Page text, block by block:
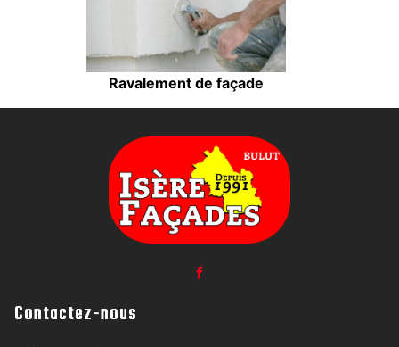
Ravalement de façade
Contactez-nous